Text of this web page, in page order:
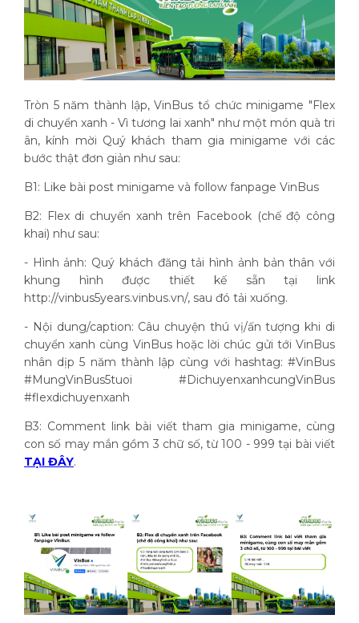
Tròn 5 năm thành lập, VinBus tổ chức minigame "Flex
di chuyển xanh - Vì tương lai xanh" như một món quà tri
ân, kính mời Quý khách tham gia minigame với các
bước thật đơn giản như sau:
B1: Like bài post minigame và follow fanpage VinBus
B2: Flex di chuyển xanh trên Facebook (chế độ công
khai) như sau:
- Hình ảnh: Quý khách đăng tải hình ảnh bản thân với
khung hình được thiết kế sẵn tại link
http://vinbus5years.vinbus.vn/, sau đó tải xuống.
- Nội dung/caption: Câu chuyện thú vị/ấn tượng khi di
chuyển xanh cùng VinBus hoặc lời chúc gửi tới VinBus
nhân dịp 5 năm thành lập cùng với hashtag: #VinBus
#MungVinBus5tuoi #DichuyenxanhcungVinBus
#flexdichuyenxanh
B3: Comment link bài viết tham gia minigame, cùng
con số may mắn gồm 3 chữ số, từ 100 - 999 tại bài viết
TẠI ĐÂY.